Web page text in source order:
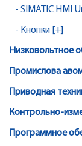
- SIMATIC HMI
- Кнопки [+]
Низковольтное
Промислова
Приводная
Контрольно-
Программное